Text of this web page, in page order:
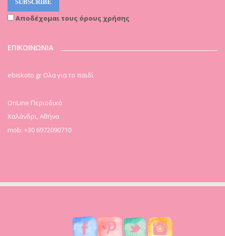
Αποδέχομαι τους όρους χρήσης
ΕΠΙΚΟΙΝΩΝΙΑ
ebiskoto.gr Ολα για το παιδί
OnLine Περιοδικό
Χαλάνδρι, Αθήνα
mob: +30 6972090710